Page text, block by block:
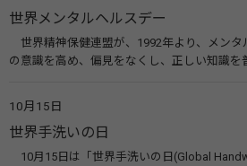
世界メンタルヘルスデー
世界精神保健連盟が、1992年より、メンタ
の意識を高め、偏見をなくし、正しい知識を
す。 関連リンク 世界メンタルヘルスデー（厚生労働省） 働く人のメンタ
ルヘルス・ポータルサイト「こころの耳」（
10月15日
世界手洗いの日
10月15日は「世界手洗いの日(Global